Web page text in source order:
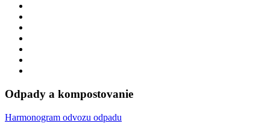
Odpady a kompostovanie
Harmonogram odvozu odpadu